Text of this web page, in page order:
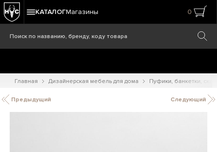
КАТАЛОГМагазины 0
Главная Дизайнерская мебель для дома Пуфики, банкетки,
Предыдущий Следующий